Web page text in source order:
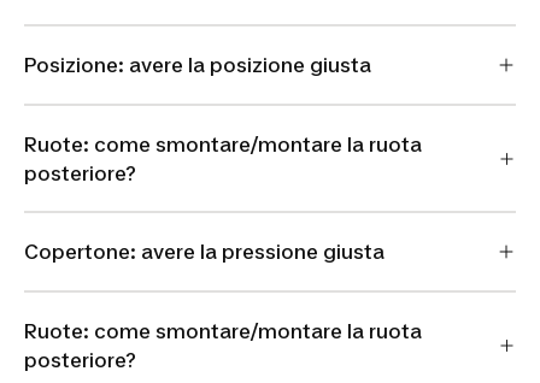
Posizione: avere la posizione giusta
Ruote: come smontare/montare la ruota
posteriore?
Copertone: avere la pressione giusta
Ruote: come smontare/montare la ruota
posteriore?